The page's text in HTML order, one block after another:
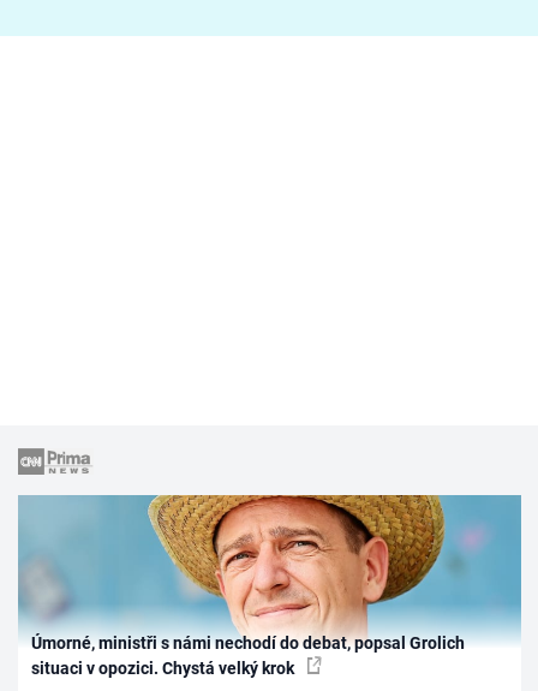
Úmorné, ministři s námi nechodí do debat, popsal Grolich
situaci v opozici. Chystá velký krok